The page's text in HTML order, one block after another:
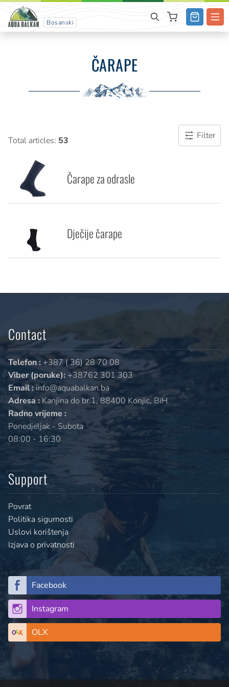
Bosanski
ČARAPE
Total articles: 53 Filter
Čarape za odrasle
Dječije čarape
Contact
Telefon : +387 ( 36) 28 70 08
Viber (poruke): +38762 301 303
Email :info@aquabalkan.ba
Adresa : Kanjina do br.1, 88400 Konjic, BiH
Radno vrijeme :
Ponedjeljak - Subota
08:00 - 16:30
Support
Povrat
Politika sigurnosti
Uslovi korištenja
Izjava o privatnosti
Facebook
Instagram
OLX